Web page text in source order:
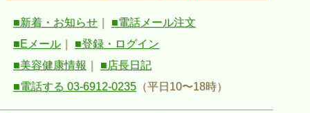
■新着・お知らせ
■電話メール注文
■Eメール
■登録・ログイン
■美容健康情報
■店長日記
■電話する 03-6912-0235 （平日10〜18時）